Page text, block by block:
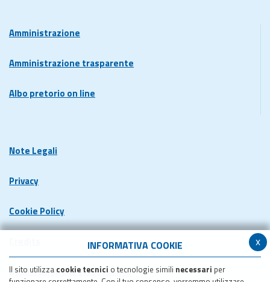
x
INFORMATIVA COOKIE
Il sito utilizza cookie tecnici o tecnologie simili necessari per
Amministrazione
Amministrazione trasparente
Albo pretorio on line
Note Legali
Privacy
Cookie Policy
Dichiarazione di accessibilita'